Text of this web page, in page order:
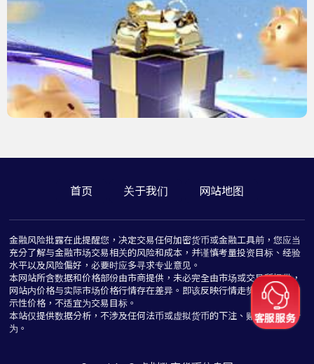
首页 关于我们 网站地图
金融风险批露在此提醒您，决定交易任何加密货币或金融工具前，您应当
充分了解与金融市场交易相关的风险和成本，并谨慎考量投资目标、经验
水平以及风险偏好，必要时应多寻求专业意见。
本网站所含数据和价格部份由市商提供，未必完全由市场或交易所提供，
网站内价格与实际市场价格行情存在差异。即该反映行情走势价格仅为指
示性价格，不适宜为交易目标。
本站仅提供数据分析，不涉及任何法币或虚拟货币的下注、赌博与推介行
为。